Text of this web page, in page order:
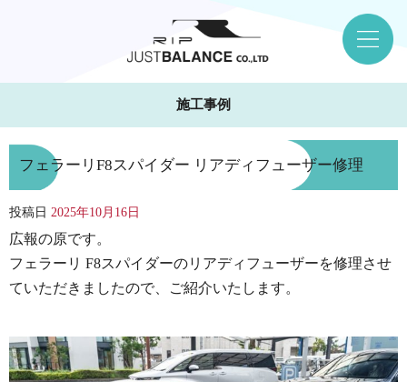
施工事例
フェラーリF8スパイダー リアディフューザー修理
投稿日 2025年10月16日
広報の原です。
フェラーリ F8スパイダーのリアディフューザーを修理させ
ていただきましたので、ご紹介いたします。